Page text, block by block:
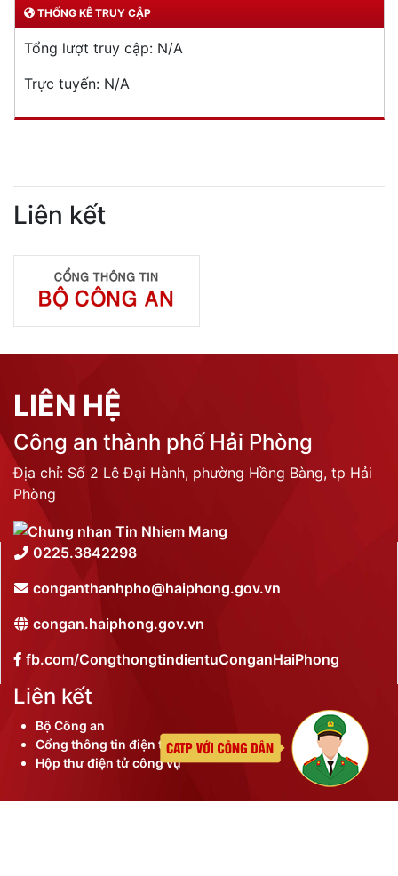
THỐNG KÊ TRUY CẬP
Tổng lượt truy cập: N/A
Trực tuyến: N/A
Liên kết
LIÊN HỆ
Công an thành phố Hải Phòng
Địa chỉ: Số 2 Lê Đại Hành, phường Hồng Bàng, tp Hải
Phòng
0225.3842298
conganthanhpho@haiphong.gov.vn
congan.haiphong.gov.vn
fb.com/CongthongtindientuConganHaiPhong
Liên kết
Bộ Công an
Cổng thông tin điện tử thành phố
Hộp thư điện tử công vụ